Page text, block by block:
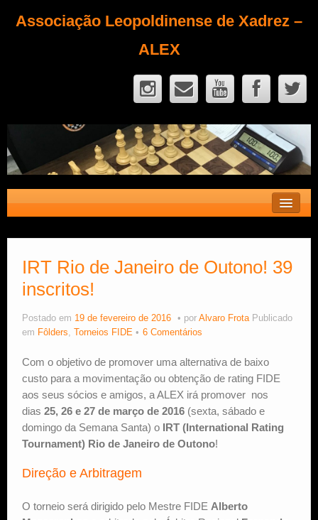
Associação Leopoldinense de Xadrez –
ALEX
Fique Sócio
Quem Somos?
Calendário
IRT Rio de Janeiro de Outono! 39
inscritos!
Postado em 19 de fevereiro de 2016 por Alvaro Frota Publicado
em Fôlders, Torneios FIDE 6 Comentários
Com o objetivo de promover uma alternativa de baixo
custo para a movimentação ou obtenção de rating FIDE
aos seus sócios e amigos, a ALEX irá promover nos
dias 25, 26 e 27 de março de 2016 (sexta, sábado e
domingo da Semana Santa) o IRT (International Rating
Tournament) Rio de Janeiro de Outono!
Direção e Arbitragem
O torneio será dirigido pelo Mestre FIDE Alberto